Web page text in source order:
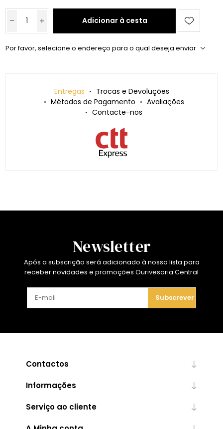
Adicionar à cesta
Por favor, selecione o endereço para o qual deseja enviar
Entregas
Trocas e Devoluções
Métodos de Pagamento
Avaliações
Contacte-nos
Newsletter
Após a subscrição será adicionado à nossa lista para
receber novidades e promoções Ourivesaria Central
Subscrever
Contactos
Informações
Serviço ao cliente